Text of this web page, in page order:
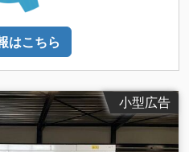
はこちら
小型広告